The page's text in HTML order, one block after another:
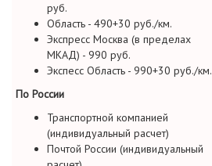
руб.
Область - 490+30 руб./км.
Экспресс Москва (в пределах
МКАД) - 990 руб.
Экспесс Область - 990+30 руб./км.
По России
Транспортной компанией
(индивидуальный расчет)
Почтой России (индивидуальный